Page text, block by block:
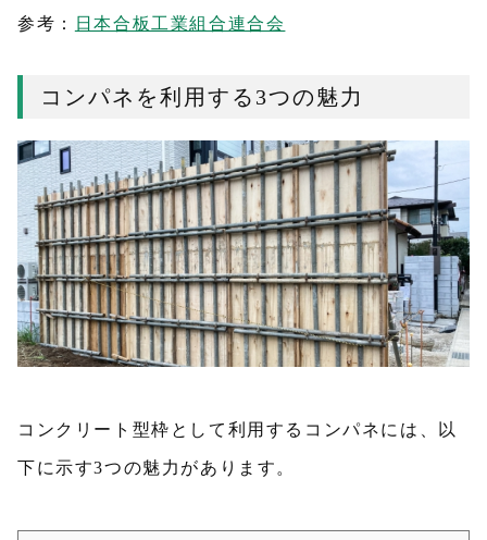
参考： 日本合板工業組合連合会
コンパネを利用する3つの魅力
コンクリート型枠として利用するコンパネには、以
下に示す3つの魅力があります。